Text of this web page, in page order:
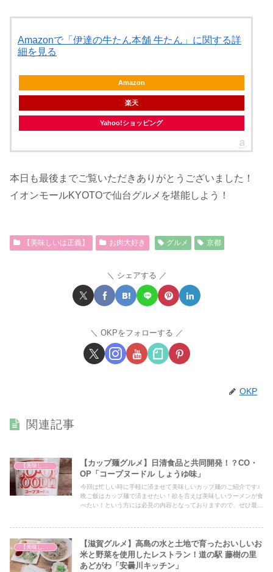
Amazonで「伊達の牛たん本舗 牛たん」に関する詳
細を見る
Amazon
楽天
Yahoo!ショッピング
本日も最後までご覧いただきありがとうございました！
イオンモールKYOTOで仙台グルメを堪能しよう！
【美味しいは正義】 お肉大好き グルメ 京都
シェアする
OKPをフォローする
OKP
関連記事
【カップ麺グルメ】日清食品と共同開発！？CO・
OP「コープヌードル しょうゆ味」
今回は忙しい時に手軽に済ませて美味しいカップ麺のご紹介です♪
晩ご飯はカップ麺で済ませたい！欲を言えば美味しいラーメンが食
べたい！という方には必見の内容となっておりますので、ぜひ最後
【滋賀グルメ】高島の水と土地で育ったおいしいお
米と野菜を使用したレストラン！道の駅 藤樹の里
あどがわ「安曇川キッチン」